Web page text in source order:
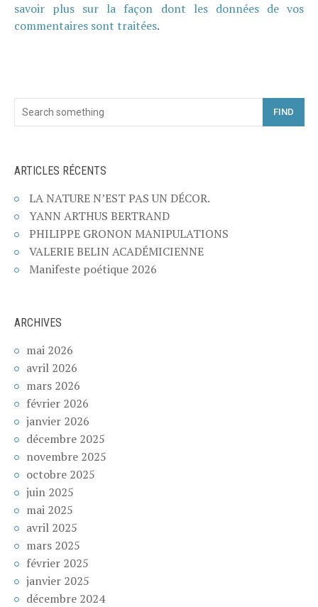
savoir plus sur la façon dont les données de vos
commentaires sont traitées.
FIND
ARTICLES RÉCENTS
LA NATURE N’EST PAS UN DÉCOR.
YANN ARTHUS BERTRAND
PHILIPPE GRONON MANIPULATIONS
VALERIE BELIN ACADÉMICIENNE
Manifeste poétique 2026
ARCHIVES
mai 2026
avril 2026
mars 2026
février 2026
janvier 2026
décembre 2025
novembre 2025
octobre 2025
juin 2025
mai 2025
avril 2025
mars 2025
février 2025
janvier 2025
décembre 2024